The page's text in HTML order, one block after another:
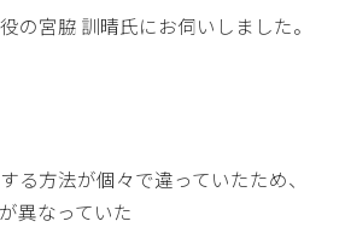
の宮脇 訓晴氏にお伺いしました。
る方法が個々で違っていたため、
異なっていた